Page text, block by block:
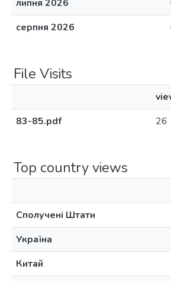
липня 2026
серпня 2026
File Visits
83-85.pdf
26
Top country views
Сполучені Штати
Україна
Китай